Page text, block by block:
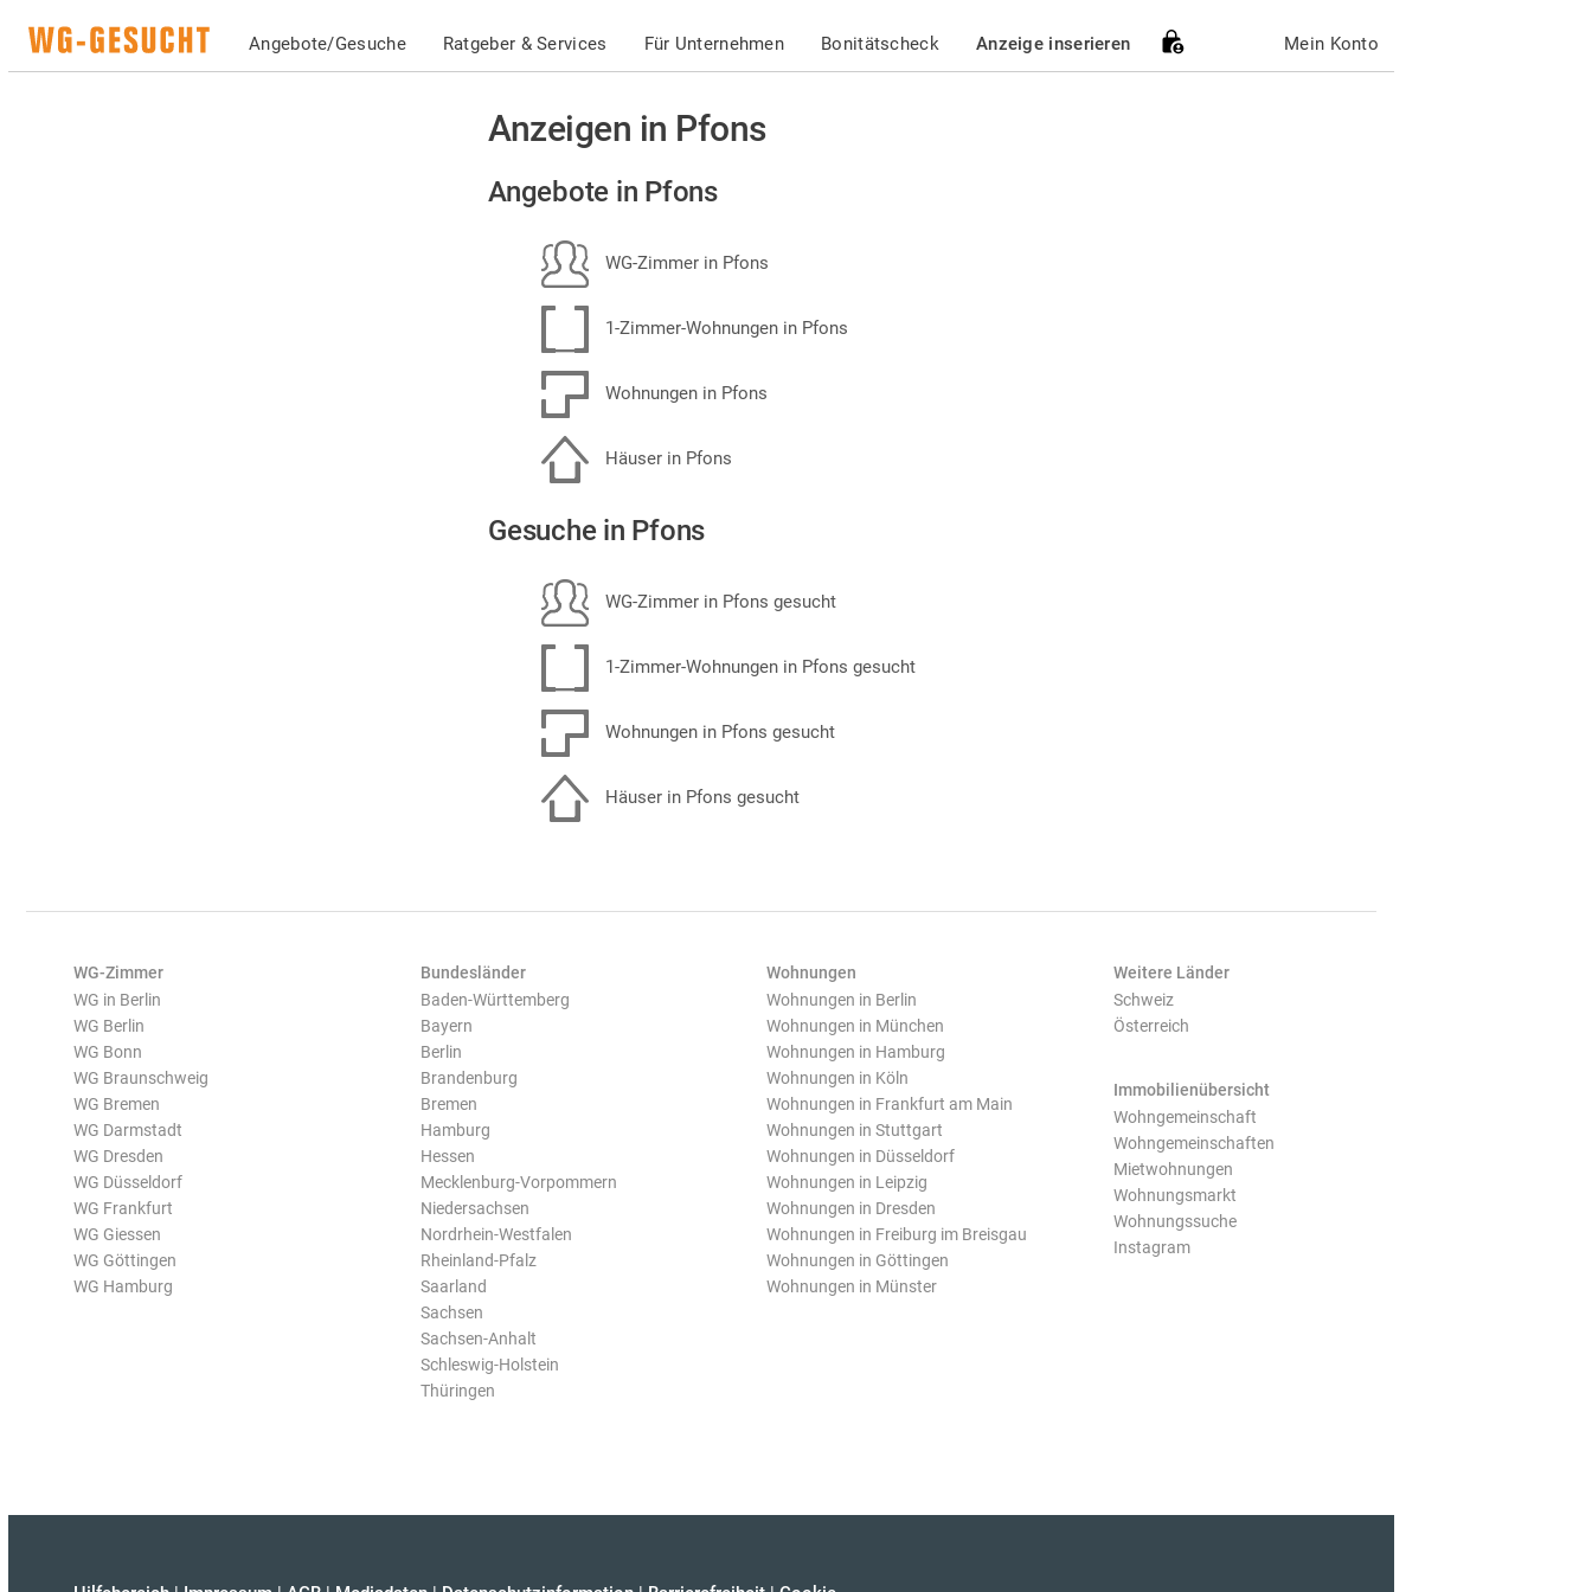
Angebote/Gesuche Ratgeber & Services Für Unternehmen Bonitätscheck Anzeige inserieren Mein Konto
Anzeigen in Pfons
Angebote in Pfons
WG-Zimmer in Pfons
1-Zimmer-Wohnungen in Pfons
Wohnungen in Pfons
Häuser in Pfons
Gesuche in Pfons
WG-Zimmer in Pfons gesucht
1-Zimmer-Wohnungen in Pfons gesucht
Wohnungen in Pfons gesucht
Häuser in Pfons gesucht
WG-Zimmer
WG in Berlin
WG Berlin
WG Bonn
WG Braunschweig
WG Bremen
WG Darmstadt
WG Dresden
WG Düsseldorf
WG Frankfurt
WG Giessen
WG Göttingen
WG Hamburg
Bundesländer
Baden-Württemberg
Bayern
Berlin
Brandenburg
Bremen
Hamburg
Hessen
Mecklenburg-Vorpommern
Niedersachsen
Nordrhein-Westfalen
Rheinland-Pfalz
Saarland
Sachsen
Sachsen-Anhalt
Schleswig-Holstein
Thüringen
Wohnungen
Wohnungen in Berlin
Wohnungen in München
Wohnungen in Hamburg
Wohnungen in Köln
Wohnungen in Frankfurt am Main
Wohnungen in Stuttgart
Wohnungen in Düsseldorf
Wohnungen in Leipzig
Wohnungen in Dresden
Wohnungen in Freiburg im Breisgau
Wohnungen in Göttingen
Wohnungen in Münster
Weitere Länder
Schweiz
Österreich
Immobilienübersicht
Wohngemeinschaft
Wohngemeinschaften
Mietwohnungen
Wohnungsmarkt
Wohnungssuche
Instagram